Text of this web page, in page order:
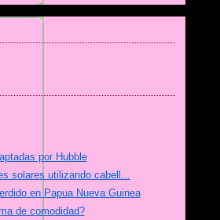
por Hubble
solares utilizando cabell...
en Papua Nueva Guinea
de comodidad?